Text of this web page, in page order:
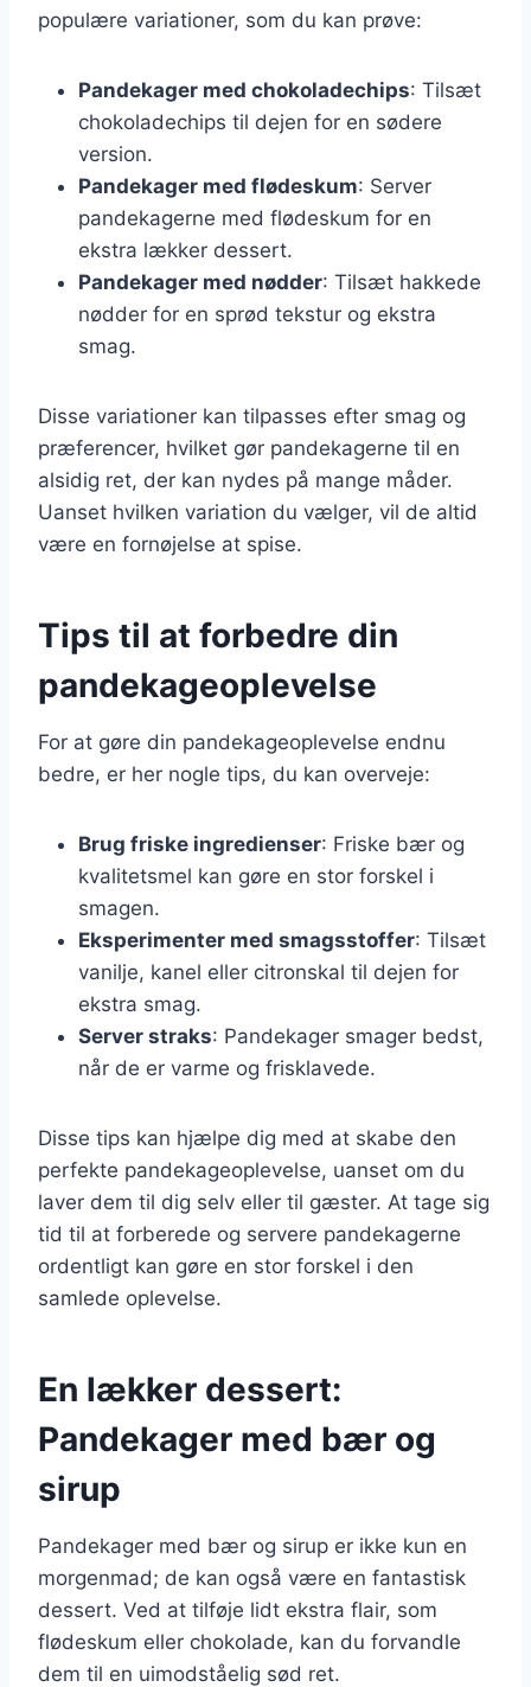
populære variationer, som du kan prøve:
Pandekager med chokoladechips: Tilsæt
chokoladechips til dejen for en sødere
version.
Pandekager med flødeskum: Server
pandekagerne med flødeskum for en
ekstra lækker dessert.
Pandekager med nødder: Tilsæt hakkede
nødder for en sprød tekstur og ekstra
smag.
Disse variationer kan tilpasses efter smag og
præferencer, hvilket gør pandekagerne til en
alsidig ret, der kan nydes på mange måder.
Uanset hvilken variation du vælger, vil de altid
være en fornøjelse at spise.
Tips til at forbedre din
pandekageoplevelse
For at gøre din pandekageoplevelse endnu
bedre, er her nogle tips, du kan overveje:
Brug friske ingredienser: Friske bær og
kvalitetsmel kan gøre en stor forskel i
smagen.
Eksperimenter med smagsstoffer: Tilsæt
vanilje, kanel eller citronskal til dejen for
ekstra smag.
Server straks: Pandekager smager bedst,
når de er varme og frisklavede.
Disse tips kan hjælpe dig med at skabe den
perfekte pandekageoplevelse, uanset om du
laver dem til dig selv eller til gæster. At tage sig
tid til at forberede og servere pandekagerne
ordentligt kan gøre en stor forskel i den
samlede oplevelse.
En lækker dessert:
Pandekager med bær og
sirup
Pandekager med bær og sirup er ikke kun en
morgenmad; de kan også være en fantastisk
dessert. Ved at tilføje lidt ekstra flair, som
flødeskum eller chokolade, kan du forvandle
dem til en uimodståelig sød ret.